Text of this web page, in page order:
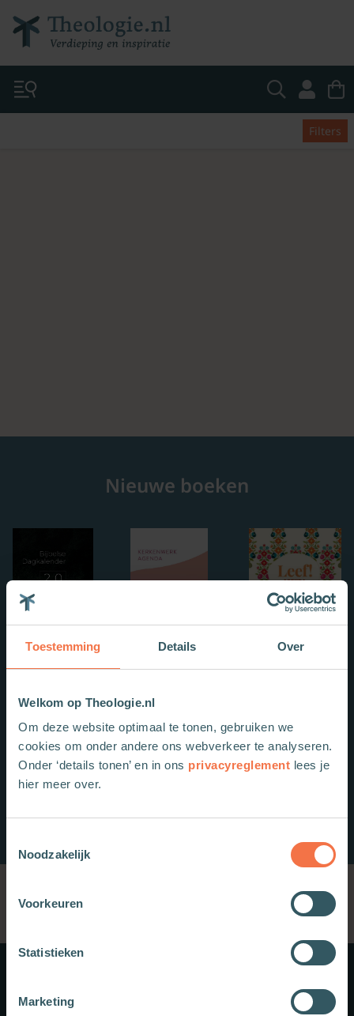
Toestemming Details Over
Welkom op Theologie.nl
Om deze website optimaal te tonen, gebruiken we
cookies om onder andere ons webverkeer te analyseren.
Onder ‘details tonen’ en in ons privacyreglement lees je
hier meer over.
Noodzakelijk
Voorkeuren
Statistieken
Marketing
Filters
Nieuwe boeken